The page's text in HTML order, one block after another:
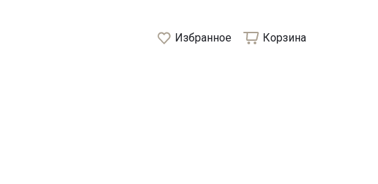
Избранное Корзина